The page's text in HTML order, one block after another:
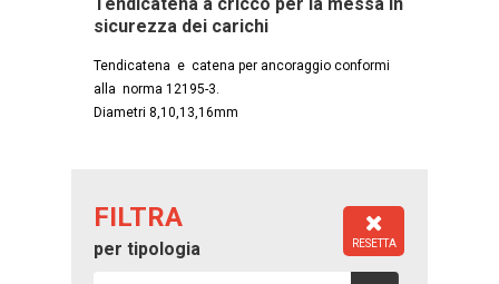
sicurezza dei carichi
Tendicatena e catena per ancoraggio conformi
alla norma 12195-3.
Diametri 8,10,13,16mm
FILTRA
per tipologia RESETTA